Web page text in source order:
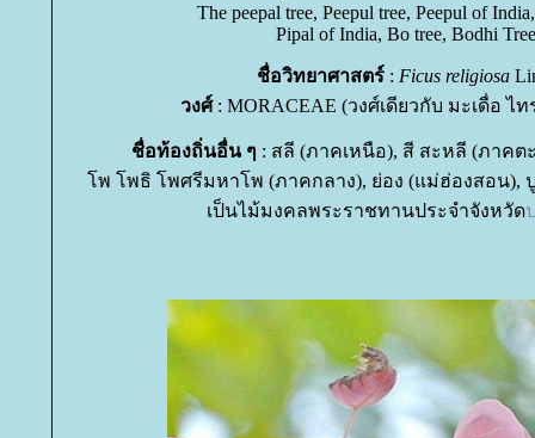
The peepal tree, Peepul tree, Peepul of
Pipal of India, Bo tree, Bodhi Tree
ชื่อวิทยาศาสตร์: Ficus religiosa
วงศ์: MORACEAE (วงศ์เดียวกับ มะเดื่อ ไท
ชื่อท้องถิ่นอื่น ๆ : สลี (ภาคเหนือ), สี สะหลี (ภาคต
พ โพธิ โพศรีมหาโพ (ภาคกลาง), ย่อง (แม่ฮ่องสอน), ปู
เป็นไม้มงคลพระราชทานประจำจังหวัด